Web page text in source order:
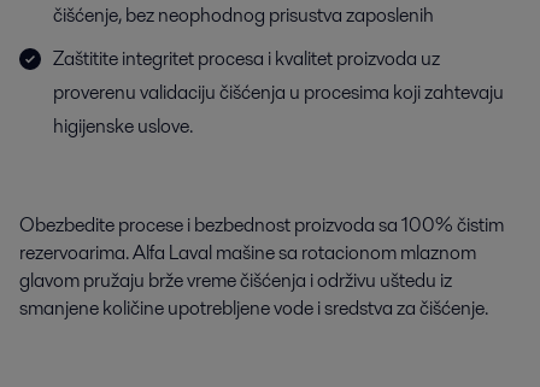
čišćenje, bez neophodnog prisustva zaposlenih
Zaštitite integritet procesa i kvalitet proizvoda uz
proverenu validaciju čišćenja u procesima koji zahtevaju
higijenske uslove.
Obezbedite procese i bezbednost proizvoda sa 100% čistim
rezervoarima. Alfa Laval mašine sa rotacionom mlaznom
glavom pružaju brže vreme čišćenja i održivu uštedu iz
smanjene količine upotrebljene vode i sredstva za čišćenje.